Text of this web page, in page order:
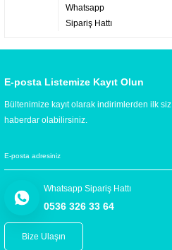
Whatsapp
Sipariş Hattı
E-posta Listemize Kayıt Olun
Bültenimize kayıt olarak indirimlerden ilk siz
haberdar olabilirsiniz.
Whatsapp Sipariş Hattı
0536 326 33 64
Bize Ulaşın